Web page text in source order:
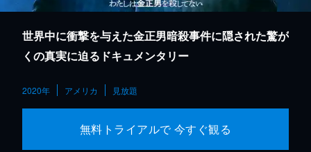
世界中に衝撃を与えた金正男暗殺事件に隠された驚が
くの真実に迫るドキュメンタリー
2020年 アメリカ 見放題
無料トライアルで 今すぐ観る